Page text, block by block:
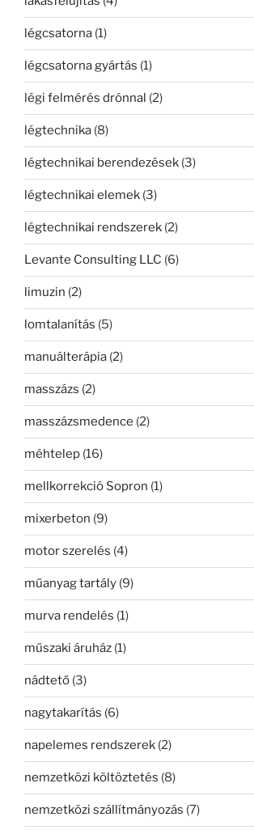
légcsatorna (1)
légcsatorna gyártás (1)
légi felmérés drónnal (2)
légtechnika (8)
légtechnikai berendezések (3)
légtechnikai elemek (3)
légtechnikai rendszerek (2)
Levante Consulting LLC (6)
limuzin (2)
lomtalanítás (5)
manuálterápia (2)
masszázs (2)
masszázsmedence (2)
méhtelep (16)
mellkorrekció Sopron (1)
mixerbeton (9)
motor szerelés (4)
műanyag tartály (9)
murva rendelés (1)
műszaki áruház (1)
nádtető (3)
nagytakarítás (6)
napelemes rendszerek (2)
nemzetközi költöztetés (8)
nemzetközi szállítmányozás (7)